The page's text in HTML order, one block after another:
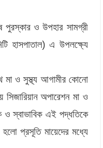
পুরস্কার ও উপহার সামগ্রী
হাসপাতাল) এ উপলক্ষ্যে
মা ও সুস্থ্য আগামীর কোনো
অপারেশন মা ও
ও স্বাভাবিক এই পদ্ধতিকে
প্রসূতি মায়েদের মধ্যে